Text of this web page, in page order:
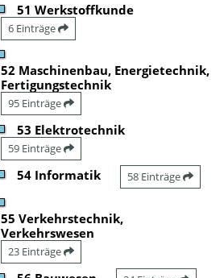
51 Werkstoffkunde
6 Einträge
52 Maschinenbau, Energietechnik,
Fertigungstechnik
95 Einträge
53 Elektrotechnik
59 Einträge
54 Informatik 58 Einträge
55 Verkehrstechnik,
Verkehrswesen
23 Einträge